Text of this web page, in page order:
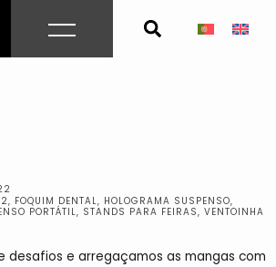
, FOQUIM DENTAL, HOLOGRAMA SUSPENSO,
PORTÁTIL, STANDS PARA FEIRAS, VENTOINHA
desafios e arregaçamos as mangas com